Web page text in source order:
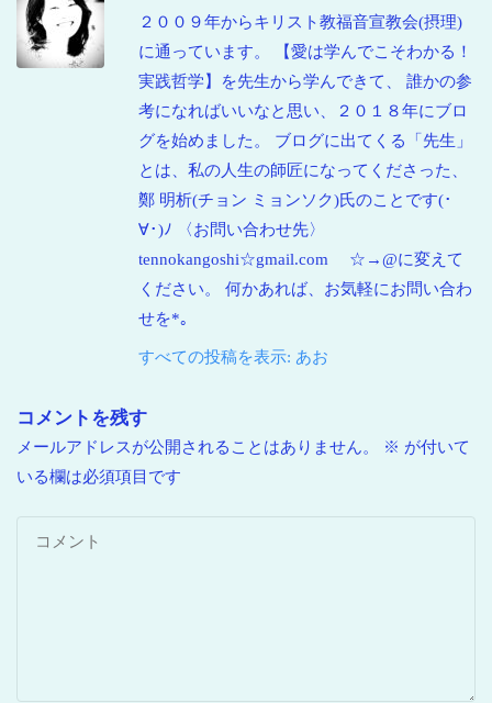
２００９年からキリスト教福音宣教会(摂理)
に通っています。 【愛は学んでこそわかる！
実践哲学】を先生から学んできて、 誰かの参
考になればいいなと思い、２０１８年にブロ
グを始めました。 ブログに出てくる「先生」
とは、私の人生の師匠になってくださった、
鄭 明析(チョン ミョンソク)氏のことです(･
∀･)ﾉ 〈お問い合わせ先〉
tennokangoshi☆gmail.com ☆→@に変えて
ください。 何かあれば、お気軽にお問い合わ
せを*｡
すべての投稿を表示: あお
コメントを残す
メールアドレスが公開されることはありません。 ※ が付いて
いる欄は必須項目です